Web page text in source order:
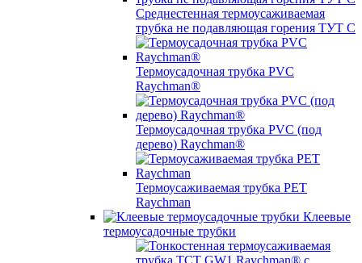
Среднестенная термоусаживаемая
трубка не подавляющая горения ТУТ С
Термоусадочная трубка PVC
Raychman®
Термоусадочная трубка PVC (под
дерево) Raychman®
Термоусаживаемая трубка PET
Raychman
Клеевые
термоусадочные трубки